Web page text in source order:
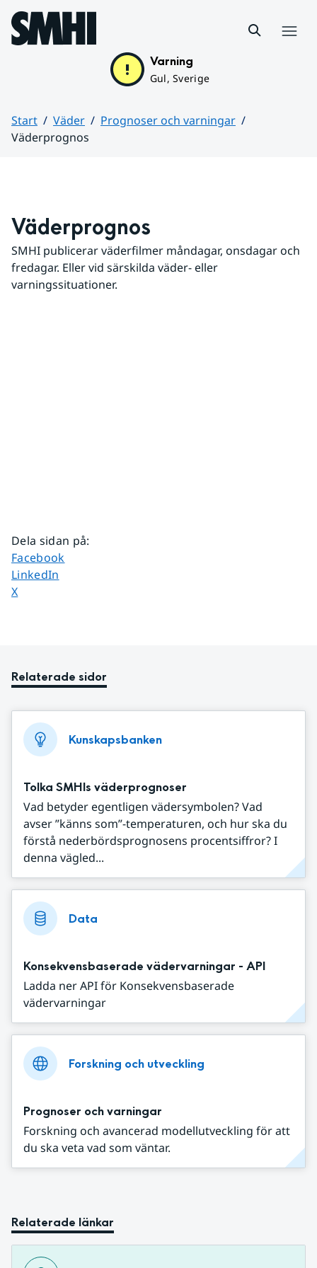
Hoppa till sidans innehåll
Varning
Gul, Sverige
Start Väder
Prognoser och varningar
Väderprognos
Väderprognos
SMHI publicerar väderfilmer måndagar, onsdagar och
fredagar. Eller vid särskilda väder- eller
varningssituationer.
Dela sidan på:
Dela sidan på
Facebook
Dela sidan på
LinkedIn
Dela sidan på
X
Relaterade sidor
Kunskapsbanken
Tolka SMHIs väderprognoser
Vad betyder egentligen vädersymbolen? Vad
avser ”känns som”-temperaturen, och hur ska du
förstå nederbördsprognosens procentsiffror? I
denna vägled...
Data
Konsekvensbaserade vädervarningar - API
Ladda ner API för Konsekvensbaserade
vädervarningar
Forskning och utveckling
Prognoser och varningar
Forskning och avancerad modellutveckling för att
du ska veta vad som väntar.
Relaterade länkar